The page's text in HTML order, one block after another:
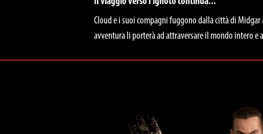
Cloud e i suoi compagni fuggono dalla città di
avventura li porterà ad attraversare il mondo intero e